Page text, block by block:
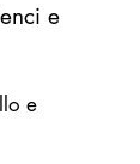
e
e